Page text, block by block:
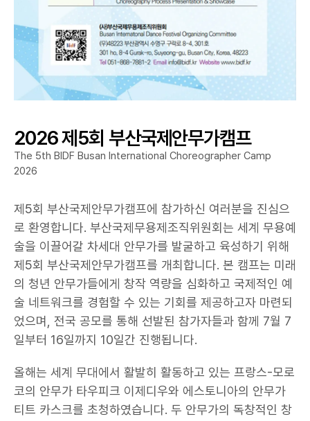
2026 제5회 부산국제안무가캠프
The 5th BIDF Busan International Choreographer Camp
2026
제5회 부산국제안무가캠프에 참가하신 여러분을 진심으
로 환영합니다. 부산국제무용제조직위원회는 세계 무용예
술을 이끌어갈 차세대 안무가를 발굴하고 육성하기 위해
제5회 부산국제안무가캠프를 개최합니다. 본 캠프는 미래
의 청년 안무가들에게 창작 역량을 심화하고 국제적인 예
술 네트워크를 경험할 수 있는 기회를 제공하고자 마련되
었으며, 전국 공모를 통해 선발된 참가자들과 함께 7월 7
일부터 16일까지 10일간 진행됩니다.
올해는 세계 무대에서 활발히 활동하고 있는 프랑스-모로
코의 안무가 타우피크 이제디우와 에스토니아의 안무가
티트 카스크를 초청하였습니다. 두 안무가의 독창적인 창